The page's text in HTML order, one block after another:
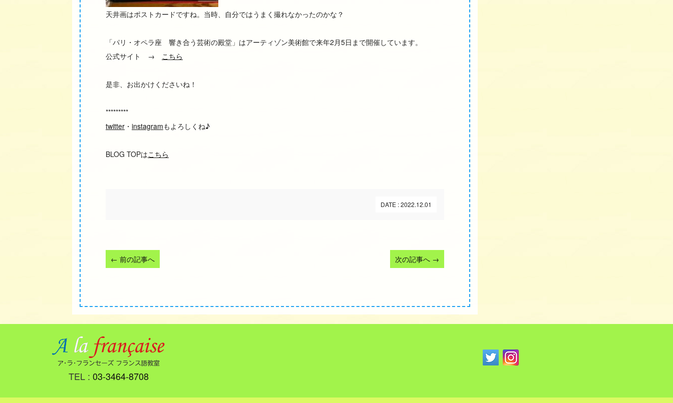
天井画はポストカードですね。当時、自分ではうまく撮れなかったのかな？
「パリ・オペラ座 響き合う芸術の殿堂」はアーティゾン美術館で来年2月5日まで開催しています。
公式サイト → こちら
是非、お出かけくださいね！
*********
twitter ・ instagramもよろしくね♪
BLOG TOPはこちら
DATE : 2022.12.01
← 前の記事へ 次の記事へ →
TEL : 03-3464-8708